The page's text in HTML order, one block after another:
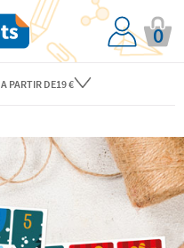
0
A PARTIR DE19 €